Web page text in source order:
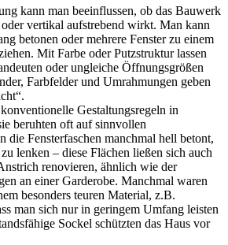
kann man beeinflussen, ob das Bauwerk
vertikal aufstrebend wirkt. Man kann
betonen oder mehrere Fenster zu einem
Mit Farbe oder Putzstruktur lassen
oder ungleiche Öffnungsgrößen
Farbfelder und Umrahmungen geben
Gestaltungsregeln in
beruhten oft auf sinnvollen
die Fensterfaschen manchmal hell betont,
lenken – diese Flächen ließen sich auch
renovieren, ähnlich wie der
an einer Garderobe. Manchmal waren
besonders teuren Material, z.B.
man sich nur in geringem Umfang leisten
Sockel schützten das Haus vor